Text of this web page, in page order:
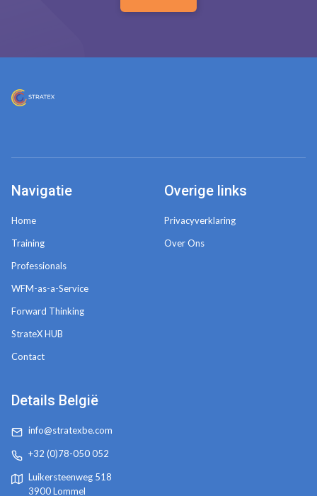
Navigatie
Home
Training
Professionals
WFM-as-a-Service
Forward Thinking
StrateX HUB
Contact
Overige links
Privacyverklaring
Over Ons
Details België
info@stratexbe.com
+32 (0)78-050 052
Luikersteenweg 518
3900 Lommel